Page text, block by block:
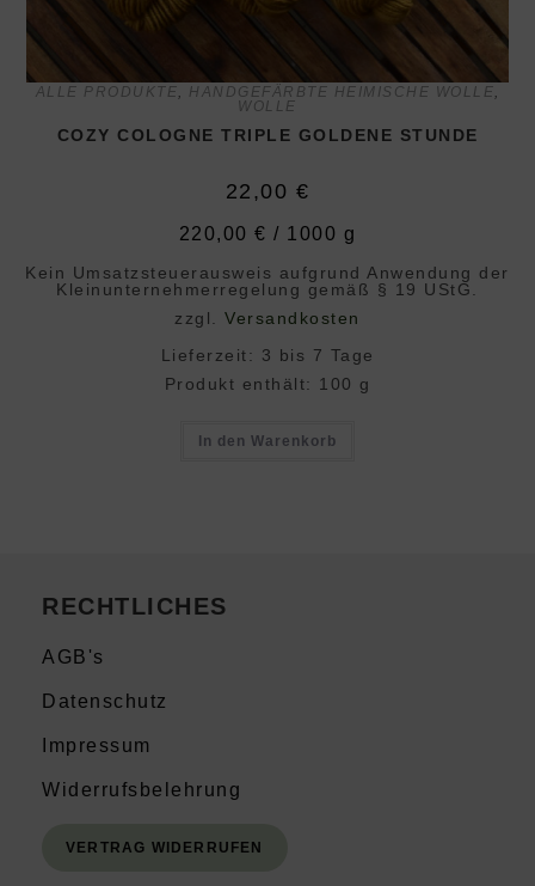
ALLE PRODUKTE, HANDGEFÄRBTE HEIMISCHE WOLLE,
WOLLE
COZY COLOGNE TRIPLE GOLDENE STUNDE
22,00 €
220,00€ / 1000 g
Kein Umsatzsteuerausweis aufgrund Anwendung der
Klein­unternehmer­regelung gemäß § 19 UStG.
zzgl.Versandkosten
Lieferzeit: 3 bis 7 Tage
Produkt enthält: 100 g
In den Warenkorb
RECHTLICHES
AGB's
Datenschutz
Impressum
Widerrufsbelehrung
VERTRAG WIDERRUFEN